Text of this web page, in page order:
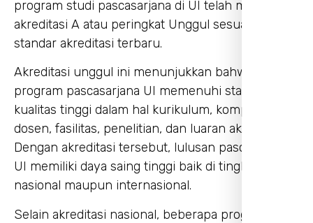
program studi pascasarjana di UI telah meraih
akreditasi A atau peringkat Unggul sesuai dengan
standar akreditasi terbaru.
Akreditasi unggul ini menunjukkan bahwa
program pascasarjana UI memenuhi standar
kualitas tinggi dalam hal kurikulum, kompetensi
dosen, fasilitas, penelitian, dan luaran akademik.
Dengan akreditasi tersebut, lulusan pascasarjana
UI memiliki daya saing tinggi baik di tingkat
nasional maupun internasional.
Selain akreditasi nasional, beberapa program